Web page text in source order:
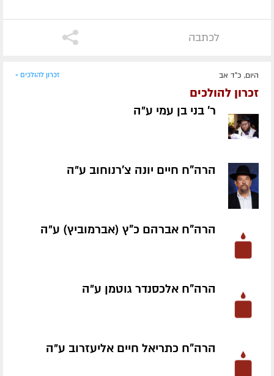
לכתבה
היום, כ"ד אב זכרון להולכים »
זכרון להולכים
ר' בני בן עמי ע״ה
הרה"ח חיים יונה צ'רנוחוב ע״ה
הרה"ח אברהם כ"ץ (אברמוביץ) ע״ה
הרה"ח אלכסנדר גוטמן ע״ה
הרה"ח כתריאל חיים אליעזרוב ע״ה